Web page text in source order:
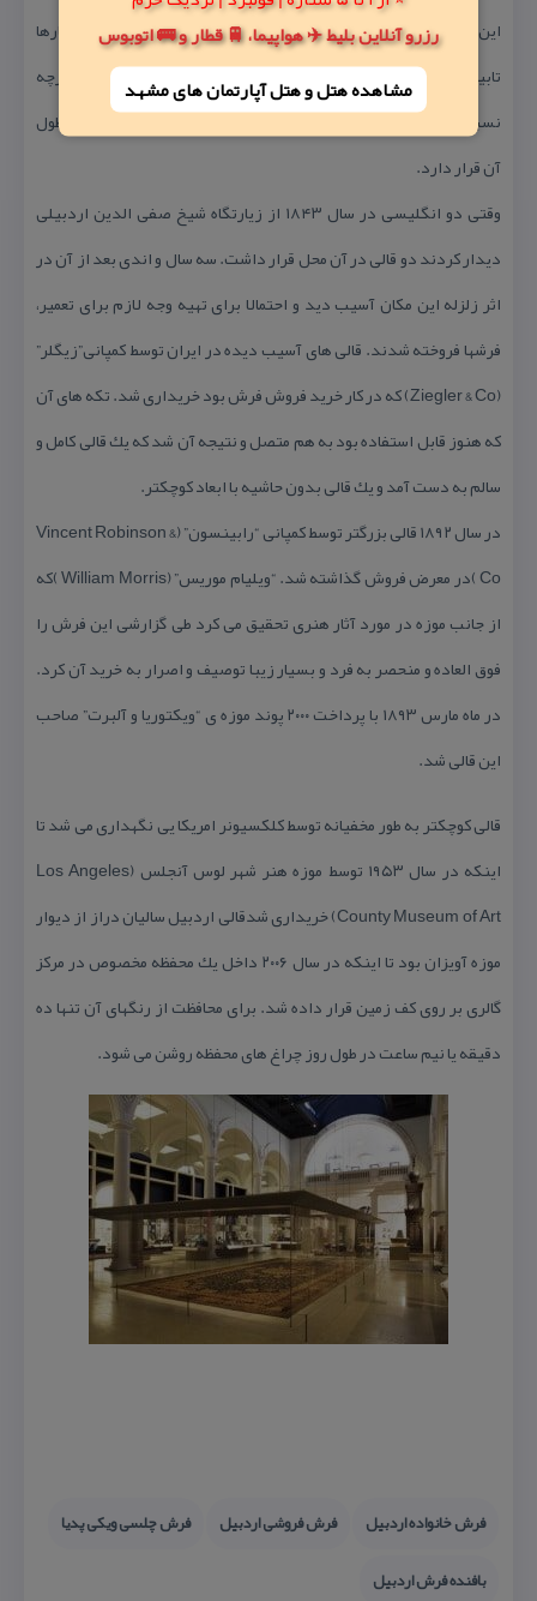
رزرو آنلاین بلیط ✈️ هواپیما، 🚆 قطار و 🚌 اتوبوس
مشاهده هتل و هتل‌ آپارتمان های مشهد
این اثر نیز تشكیل شده از تار و پود. پودها در تمام طول كار به دور تارها
تابیده شده اند. سطح قالی اردبیل پوشیده شده است با یك طرح یكپارچه
نسبتا ساده با اجزا قرینه و یك شمسه در وسط آن كه دو چراغدان در طول
آن قرار دارد.
وقتی دو انگلیسی در سال ۱۸۴۳ از زیارتگاه شیخ صفی الدین اردبیلی
دیدار كردند دو قالی در آن محل قرار داشت. سه سال و اندی بعد از آن در
اثر زلزله این مكان آسیب دید و احتمالا برای تهیه وجه لازم برای تعمیر،
فرشها فروخته شدند. قالی های آسیب دیده در ایران توسط كمپانی”زیگلر”
(Ziegler & Co) كه در كار خرید فروش فرش بود خریداری شد. تكه های آن
كه هنوز قابل استفاده بود به هم متصل و نتیجه آن شد كه یك قالی كامل و
سالم به دست آمد و یك قالی بدون حاشیه با ابعاد كوچكتر.
در سال ۱۸۹۲ قالی بزرگتر توسط كمپانی “رابینسون” (Vincent Robinson &
Co )در معرض فروش گذاشته شد. “ویلیام موریس” (William Morris )كه
از جانب موزه در مورد آثار هنری تحقیق می كرد طی گزارشی این فرش را
فوق العاده و منحصر به فرد و بسیار زیبا توصیف و اصرار به خرید آن كرد.
در ماه مارس ۱۸۹۳ با پرداخت ۲۰۰۰ پوند موزه ی “ویكتوریا و آلبرت” صاحب
این قالی شد.
قالی كوچكتر به طور مخفیانه توسط كلكسیونر امریكا یی نگهداری می شد تا
اینكه در سال ۱۹۵۳ توسط موزه هنر شهر لوس آنجلس (Los Angeles
County Museum of Art) خریداری شدقالی اردبیل سالیان دراز از دیوار
موزه آویزان بود تا اینكه در سال ۲۰۰۶ داخل یك محفظه مخصوص در مركز
گالری بر روی كف زمین قرار داده شد. برای محافظت از رنگهای آن تنها ده
دقیقه یا نیم ساعت در طول روز چراغ های محفظه روشن می شود.
فرش خانواده اردبیل فرش فروشی اردبیل
فرش چلسی ویكی پدیا
بافنده فرش اردبیل